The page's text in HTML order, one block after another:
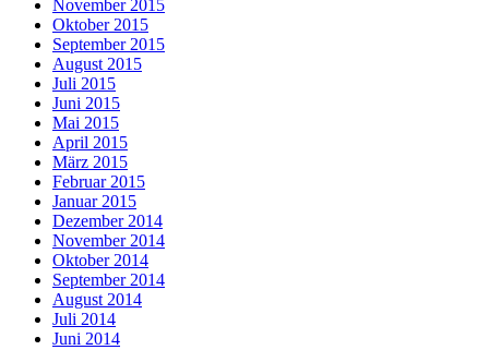
November 2015
Oktober 2015
September 2015
August 2015
Juli 2015
Juni 2015
Mai 2015
April 2015
März 2015
Februar 2015
Januar 2015
Dezember 2014
November 2014
Oktober 2014
September 2014
August 2014
Juli 2014
Juni 2014